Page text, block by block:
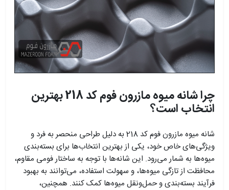
چرا شانه میوه مازرون فوم کد 218 بهترین
انتخاب است؟
شانه میوه مازرون فوم کد 218 به دلیل طراحی منحصر به فرد و
ویژگی‌های خاص خود، یکی از بهترین انتخاب‌ها برای بسته‌بندی
میوه‌ها به شمار می‌رود. این شانه‌ها با توجه به ساختار فومی مقاوم،
محافظت از تازگی میوه‌ها، و سهولت استفاده، می‌توانند به بهبود
فرآیند بسته‌بندی و حمل‌ونقل میوه‌ها کمک کنند. همچنین،